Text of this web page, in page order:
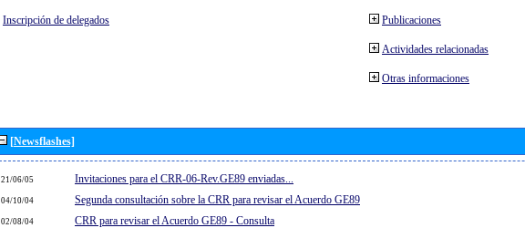
Inscripción de delegados Publicaciones
Actividades relacionadas
Otras informaciones
[Newsflashes]
21/06/05 Invitaciones para el CRR-06-Rev.GE89 enviadas...
04/10/04 Segunda consultación sobre la CRR para revisar el Acuerdo GE89
02/08/04 CRR para revisar el Acuerdo GE89 - Consulta